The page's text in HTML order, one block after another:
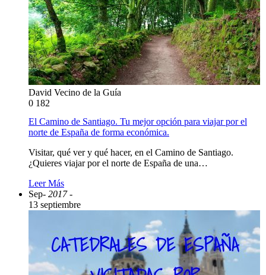
David Vecino de la Guía
0 182
El Camino de Santiago. Tu mejor opción para viajar por el
norte de España de forma económica.
Visitar, qué ver y qué hacer, en el Camino de Santiago.
¿Quieres viajar por el norte de España de una…
Leer Más
Sep- 2017 -
13 septiembre